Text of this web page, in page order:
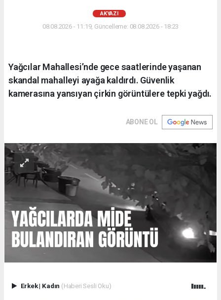
AKYAZI
08.08.2026 - 11:19, Güncelleme: 08.08.2026 - 18:23
Yağcılar Mahallesi’nde gece saatlerinde yaşanan
skandal mahalleyi ayağa kaldırdı. Güvenlik
kamerasına yansıyan çirkin görüntülere tepki yağdı.
ABONE OL
Erkek| Kadın (Haberi Sesli Oku)